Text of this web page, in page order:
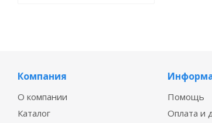
Компания
О компании
Каталог
Помощь
Оплата и